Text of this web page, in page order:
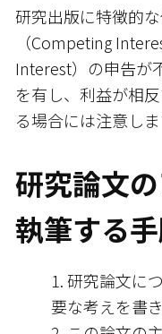
研究出版に特徴的
（Competing
Interest）の申告が
を有し、利益が相
る場合には注意しま
研究論文
執筆する
研究論文に
要な考えを書